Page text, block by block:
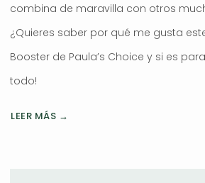
combina de maravilla con otros
¿Quieres saber por qué me gusta
Booster de Paula’s Choice y si es
todo!
LEER MÁS →